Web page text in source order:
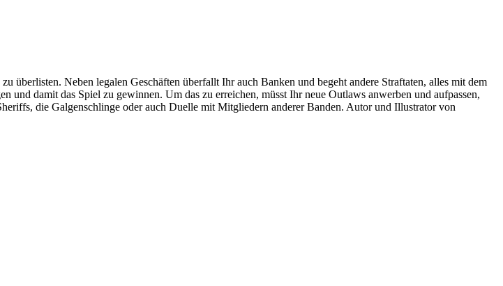
überlisten. Neben legalen Geschäften überfallt Ihr auch Banken und begeht andere Straftaten, alles mit dem
damit das Spiel zu gewinnen. Um das zu erreichen, müsst Ihr neue Outlaws anwerben und aufpassen,
die Galgenschlinge oder auch Duelle mit Mitgliedern anderer Banden. Autor und Illustrator von